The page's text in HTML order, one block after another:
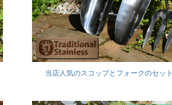
当店人気のスコップとフォークのセット